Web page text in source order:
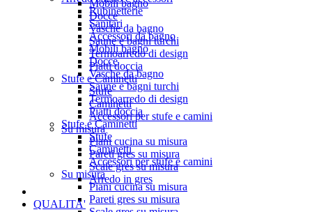
Rubinetterie
Sanitari
Accessori da bagno
Mobili bagno
Docce
Vasche da bagno
Saune e bagni turchi
Termoarredo di design
Piatti doccia
Stufe e Caminetti
Stufe
Caminetti
Accessori per stufe e camini
Su misura
Piani cucina su misura
Pareti gres su misura
Mobili bagno
Docce
Vasche da bagno
Saune e bagni turchi
Termoarredo di design
Piatti doccia
Stufe e Caminetti
Stufe
Caminetti
Accessori per stufe e camini
Su misura
Piani cucina su misura
Pareti gres su misura
Scale gres su misura
Arredo in gres
QUALITA'